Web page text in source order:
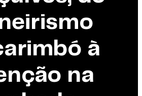
à
na